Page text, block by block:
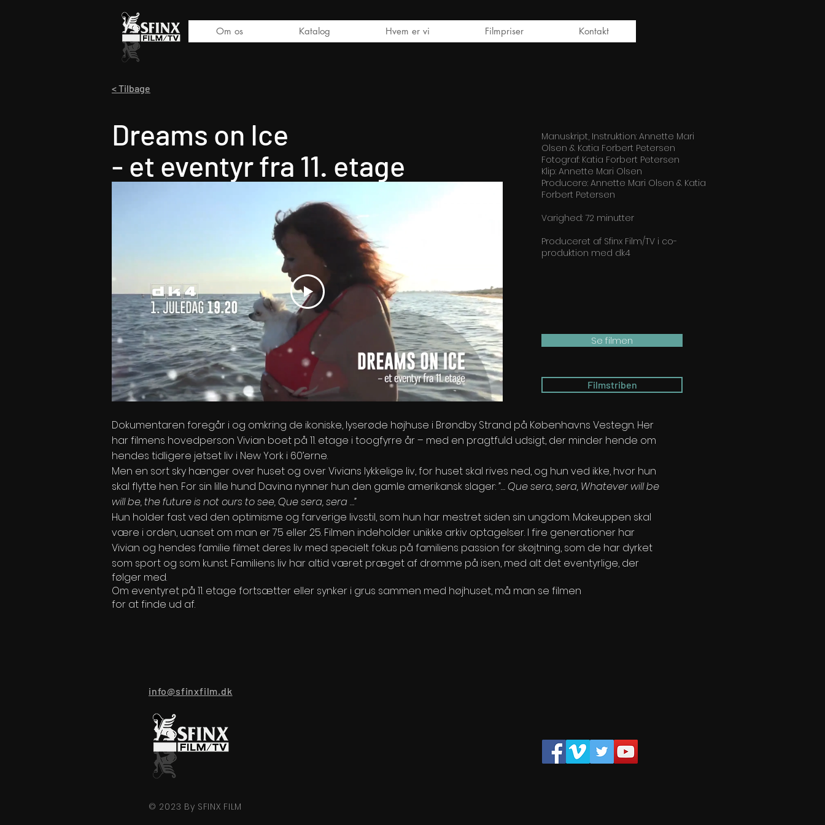
Om os Katalog Hvem er vi Filmpriser Kontakt
< Tilbage
Dreams on Ice
- et eventyr fra 11. etage
Manuskript, Instruktion: Annette Mari
Olsen & Katia Forbert Petersen
Fotograf: Katia Forbert Petersen
Klip: Annette Mari Olsen
Producere: Annette Mari Olsen & Katia
Forbert Petersen
Varighed: 72 minutter
Produceret af Sfinx Film/TV i co-
produktion med dk4
Filmstriben
Se filmen
Dokumentaren foregår i og omkring de ikoniske, lyserøde højhuse i Brøndby Strand på Københavns Vestegn. Her
har filmens hovedperson Vivian boet på 11. etage i toogfyrre år – med en pragtfuld udsigt, der minder hende om
hendes tidligere jetset liv i New York i 60’erne.
Men en sort sky hænger over huset og over Vivians lykkelige liv, for huset skal rives ned, og hun ved ikke, hvor hun
skal flytte hen. For sin lille hund Davina nynner hun den gamle amerikansk slager:”… Que sera, sera, Whatever will be
will be, the future is not ours to see, Que sera, sera …”
Hun holder fast ved den optimisme og farverige livsstil, som hun har mestret siden sin ungdom. Makeuppen skal
være i orden, uanset om man er 75 eller 25. Filmen indeholder unikke arkiv optagelser. I fire generationer har
Vivian og hendes familie filmet deres liv med specielt fokus på familiens passion for skøjtning, som de har dyrket
som sport og som kunst. Familiens liv har altid været præget af drømme på isen, med alt det eventyrlige, der
følger med.
Om eventyret på 11. etage fortsætter eller synker i grus sammen med højhuset, må man se filmen
for at finde ud af.
info@sfinxfilm.dk
© 2023 By SFINX FILM